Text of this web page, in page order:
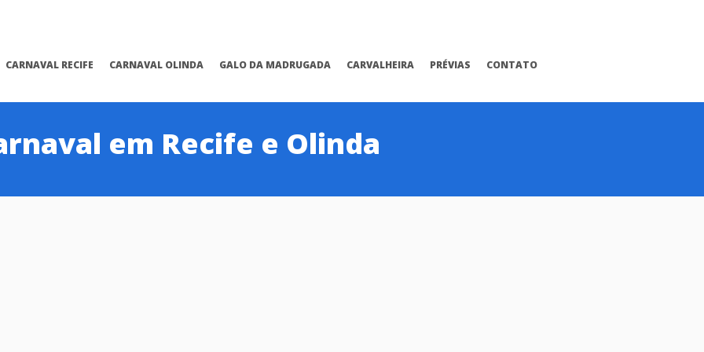
CARNAVAL RECIFE CARNAVAL OLINDA GALO DA MADRUGADA CARVALHEIRA PRÉVIAS CONTATO
em Recife e Olinda